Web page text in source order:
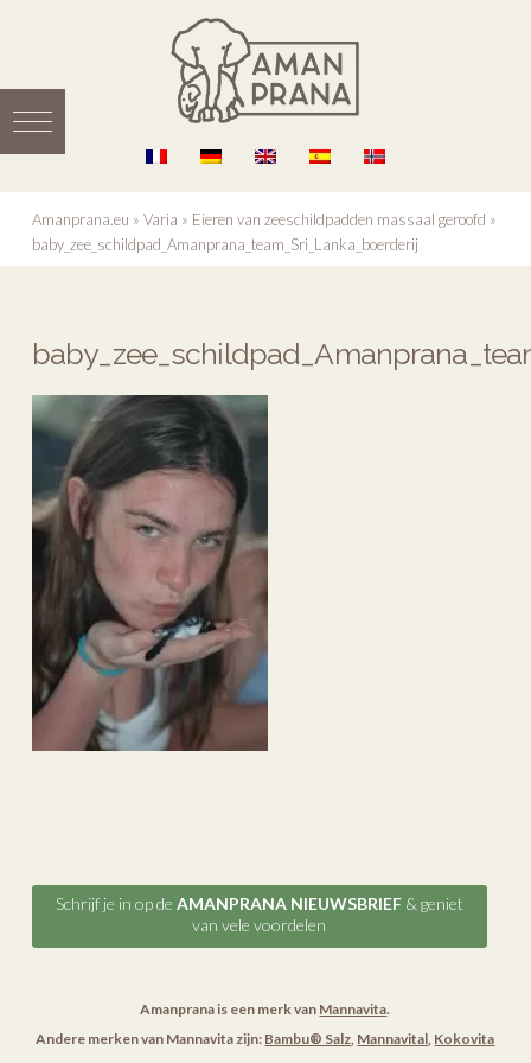
Amanprana.eu » Varia » Eieren van zeeschildpadden massaal geroofd »
baby_zee_schildpad_Amanprana_team_Sri_Lanka_boerderij
Schrijf je in op de AMANPRANA NIEUWSBRIEF& geniet
van vele voordelen
Amanprana is een merk van Mannavita.
Andere merken van Mannavita zijn: Bambu® Salz Mannavital Kokovita